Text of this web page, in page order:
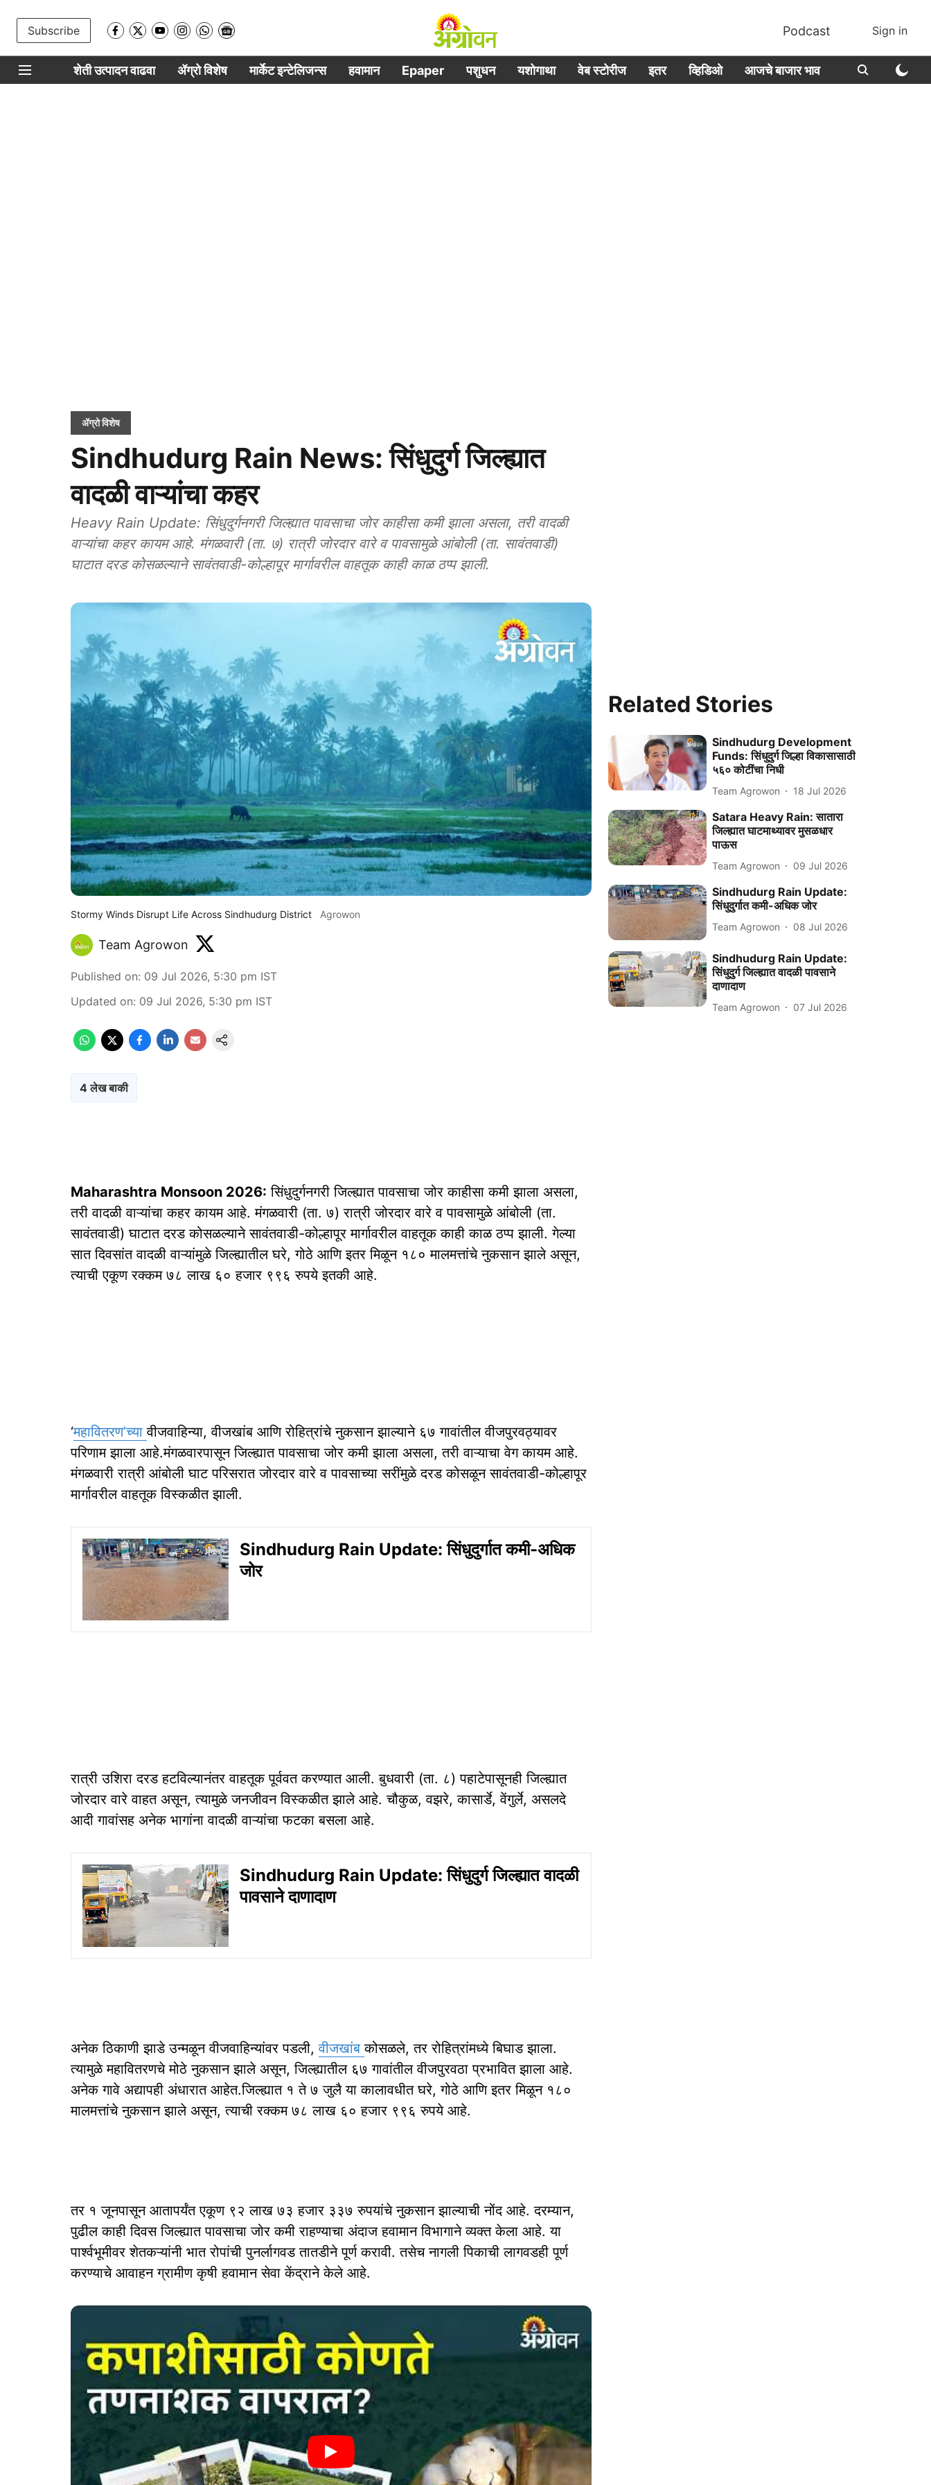
Subscribe Podcast Sign in
शेती उत्पादन वाढवा ॲग्रो विशेष मार्केट इन्टेलिजन्स हवामान Epaper पशुधन यशोगाथा वेब स्टोरीज इतर व्हिडिओ आजचे बाजार भाव
ॲग्रो विशेष
Sindhudurg Rain News: सिंधुदुर्ग जिल्ह्यात
वादळी वाऱ्यांचा कहर
Heavy Rain Update: सिंधुदुर्गनगरी जिल्ह्यात पावसाचा जोर काहीसा कमी झाला असला, तरी वादळी
वाऱ्यांचा कहर कायम आहे. मंगळवारी (ता. ७) रात्री जोरदार वारे व पावसामुळे आंबोली (ता. सावंतवाडी)
घाटात दरड कोसळल्याने सावंतवाडी-कोल्हापूर मार्गावरील वाहतूक काही काळ ठप्प झाली.
Stormy Winds Disrupt Life Across Sindhudurg District Agrowon
Team Agrowon
Published on: 09 Jul 2026, 5:30 pm IST
Updated on: 09 Jul 2026, 5:30 pm IST
4 लेख बाकी
Maharashtra Monsoon 2026: सिंधुदुर्गनगरी जिल्ह्यात पावसाचा जोर काहीसा कमी झाला असला,
तरी वादळी वाऱ्यांचा कहर कायम आहे. मंगळवारी (ता. ७) रात्री जोरदार वारे व पावसामुळे आंबोली (ता.
सावंतवाडी) घाटात दरड कोसळल्याने सावंतवाडी-कोल्हापूर मार्गावरील वाहतूक काही काळ ठप्प झाली. गेल्या
सात दिवसांत वादळी वाऱ्यांमुळे जिल्ह्यातील घरे, गोठे आणि इतर मिळून १८० मालमत्तांचे नुकसान झाले असून,
त्याची एकूण रक्कम ७८ लाख ६० हजार ९९६ रुपये इतकी आहे.
‘महावितरण’च्यावीजवाहिन्या, वीजखांब आणि रोहित्रांचे नुकसान झाल्याने ६७ गावांतील वीजपुरवठ्यावर
परिणाम झाला आहे.मंगळवारपासून जिल्ह्यात पावसाचा जोर कमी झाला असला, तरी वाऱ्याचा वेग कायम आहे.
मंगळवारी रात्री आंबोली घाट परिसरात जोरदार वारे व पावसाच्या सरींमुळे दरड कोसळून सावंतवाडी-कोल्हापूर
मार्गावरील वाहतूक विस्कळीत झाली.
Sindhudurg Rain Update: सिंधुदुर्गात कमी-अधिक
जोर
रात्री उशिरा दरड हटविल्यानंतर वाहतूक पूर्ववत करण्यात आली. बुधवारी (ता. ८) पहाटेपासूनही जिल्ह्यात
जोरदार वारे वाहत असून, त्यामुळे जनजीवन विस्कळीत झाले आहे. चौकुळ, वझरे, कासार्डे, वेंगुर्ले, असलदे
आदी गावांसह अनेक भागांना वादळी वाऱ्यांचा फटका बसला आहे.
Sindhudurg Rain Update: सिंधुदुर्ग जिल्ह्यात वादळी
पावसाने दाणादाण
अनेक ठिकाणी झाडे उन्मळून वीजवाहिन्यांवर पडली,वीजखांबकोसळले, तर रोहित्रांमध्ये बिघाड झाला.
त्यामुळे महावितरणचे मोठे नुकसान झाले असून, जिल्ह्यातील ६७ गावांतील वीजपुरवठा प्रभावित झाला आहे.
अनेक गावे अद्यापही अंधारात आहेत.जिल्ह्यात १ ते ७ जुलै या कालावधीत घरे, गोठे आणि इतर मिळून १८०
मालमत्तांचे नुकसान झाले असून, त्याची रक्कम ७८ लाख ६० हजार ९९६ रुपये आहे.
तर १ जूनपासून आतापर्यंत एकूण ९२ लाख ७३ हजार ३३७ रुपयांचे नुकसान झाल्याची नोंद आहे. दरम्यान,
पुढील काही दिवस जिल्ह्यात पावसाचा जोर कमी राहण्याचा अंदाज हवामान विभागाने व्यक्त केला आहे. या
पार्श्वभूमीवर शेतकऱ्यांनी भात रोपांची पुनर्लागवड तातडीने पूर्ण करावी. तसेच नागली पिकाची लागवडही पूर्ण
करण्याचे आवाहन ग्रामीण कृषी हवामान सेवा केंद्राने केले आहे.
Related Stories
Sindhudurg Development
Funds: सिंधुदुर्ग जिल्हा विकासासाठी
५६० कोटींचा निधी
Team Agrowon 18 Jul 2026
Satara Heavy Rain: सातारा
जिल्ह्यात घाटमाथ्यावर मुसळधार
पाऊस
Team Agrowon 09 Jul 2026
Sindhudurg Rain Update:
सिंधुदुर्गात कमी-अधिक जोर
Team Agrowon 08 Jul 2026
Sindhudurg Rain Update:
सिंधुदुर्ग जिल्ह्यात वादळी पावसाने
दाणादाण
Team Agrowon 07 Jul 2026